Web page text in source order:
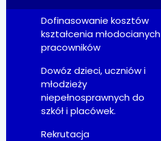
Dofinasowanie kosztów
kształcenia młodocianych
pracowników
Dowóz dzieci, uczniów i
młodzieży
niepełnosprawnych do
szkół i placówek.
Rekrutacja